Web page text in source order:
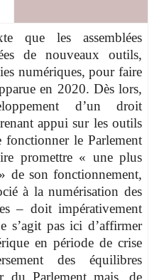
que les assemblées
de nouveaux outils,
numériques, pour faire
en 2020. Dès lors,
d’un droit
appui sur les outils
le Parlement
promettre « une plus
de son fonctionnement,
à la numérisation des
– doit impérativement
s’agit pas ici d’affirmer
en période de crise
des équilibres